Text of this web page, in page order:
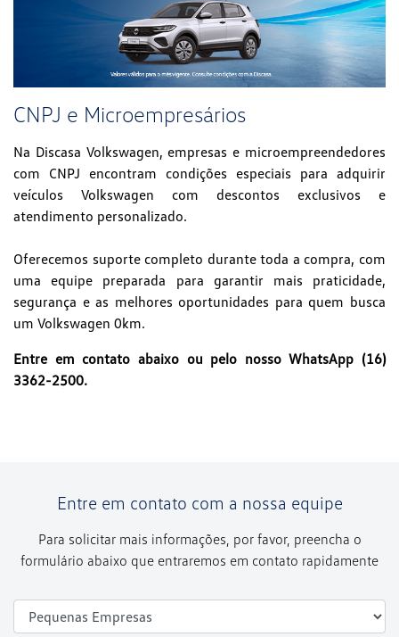
CNPJ e Microempresários
Na Discasa Volkswagen, empresas e microempreendedores
com CNPJ encontram condições especiais para adquirir
veículos Volkswagen com descontos exclusivos e
atendimento personalizado.
Oferecemos suporte completo durante toda a compra, com
uma equipe preparada para garantir mais praticidade,
segurança e as melhores oportunidades para quem busca
um Volkswagen 0km.
Entre em contato abaixo ou pelo nosso WhatsApp (16)
3362-2500.
Entre em contato com a nossa equipe
Para solicitar mais informações, por favor, preencha o
formulário abaixo que entraremos em contato rapidamente